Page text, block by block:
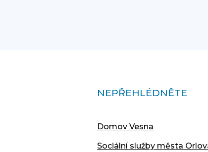
NEPŘEHLÉDNĚTE
Domov Vesna
Sociální služby města